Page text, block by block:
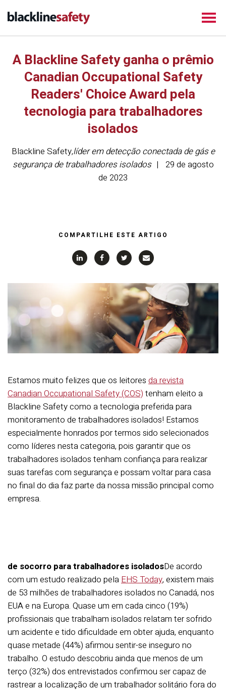
A Blackline Safety ganha o prêmio
Canadian Occupational Safety
Readers' Choice Award pela
tecnologia para trabalhadores
isolados
Blackline Safety,líder em detecção conectada de gás e
segurança de trabalhadores isolados
29 de agosto
de 2023
COMPARTILHE ESTE ARTIGO
Estamos muito felizes que os leitores da revista
Canadian Occupational Safety (COS) tenham eleito a
Blackline Safety como a tecnologia preferida para
monitoramento de trabalhadores isolados! Estamos
especialmente honrados por termos sido selecionados
como líderes nesta categoria, pois garantir que os
trabalhadores isolados tenham confiança para realizar
suas tarefas com segurança e possam voltar para casa
no final do dia faz parte da nossa missão principal como
empresa.
de socorro para trabalhadores isoladosDe acordo
com um estudo realizado pela EHS Today, existem mais
de 53 milhões de trabalhadores isolados no Canadá, nos
EUA e na Europa. Quase um em cada cinco (19%)
profissionais que trabalham isolados relatam ter sofrido
um acidente e tido dificuldade em obter ajuda, enquanto
quase metade (44%) afirmou sentir-se inseguro no
trabalho. O estudo descobriu ainda que menos de um
terço (32%) dos entrevistados confirmou ser capaz de
rastrear a localização de um trabalhador solitário fora do